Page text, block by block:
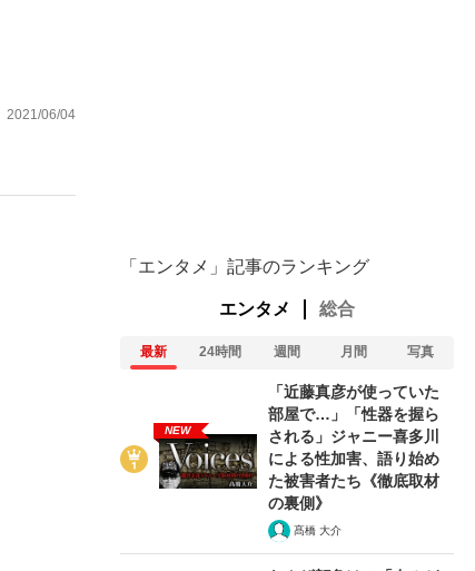
2021/06/04
「エンタメ」記事のランキング
エンタメ 総合
最新 24時間 週間 月間 写真
NEW
「近藤真彦が使っていた
部屋で…」「性器を握ら
される」ジャニー喜多川
による性加害、語り始め
た被害者たち《徹底取材
の裏側》
髙橋 大介